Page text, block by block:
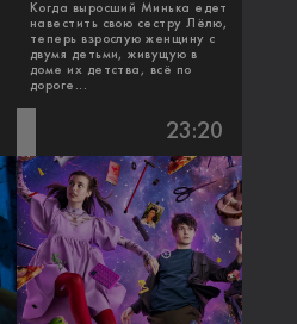
Когда выросший Минька едет
навестить свою сестру Лёлю,
теперь взрослую женщину с
двумя детьми, живущую в
доме их детства, всё по
дороге...
23:20